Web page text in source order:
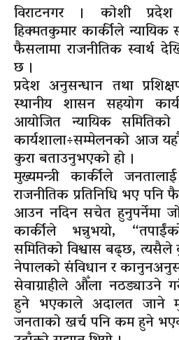
विराटनगर । कोशी प्रदेश
हिक्मतकुमार कार्कीले
फैसलामा राजनीतिक स्वार्थ
छ ।
प्रदेश अनुसन्धान तथा
स्थानीय शासन सहयोग
आयोजित न्यायिक समितिको
कार्यशाला÷सम्मेलनको आज
कुरा बताउनुभएको हो ।
मुख्यमन्त्री कार्कीले
राजनीतिक प्रतिनिधि भए पनि
आउन नदिन सचेत हुनुपर्नेमा
कार्कीले भन्नुभयो,
समितिको विश्वास बढ्छ,
नेपालको संविधान र
सेवाग्राहीले औँला नठड्याउने
हुने भएकाले अदालत जाने
जनताको खर्च पनि कम हुने